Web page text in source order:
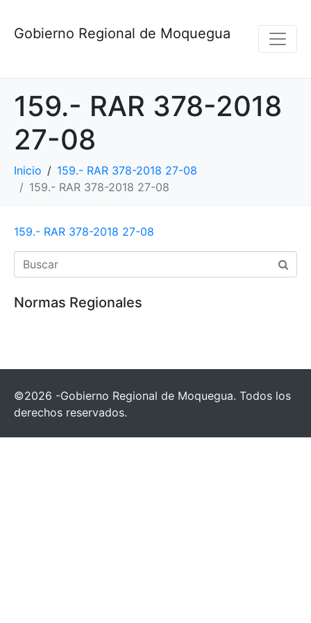
Gobierno Regional de Moquegua
159.- RAR 378-2018
27-08
Inicio
159.- RAR 378-2018 27-08
159.- RAR 378-2018 27-08
159.- RAR 378-2018 27-08
Normas Regionales
©2026 -Gobierno Regional de Moquegua. Todos los
derechos reservados.